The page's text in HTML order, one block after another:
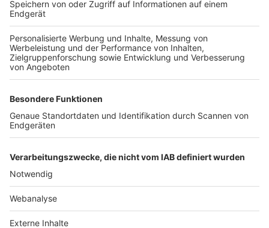
TOP-VEREINE
TOP-PARTNER
Nutzungsbedingungen Datenschutz Impressum